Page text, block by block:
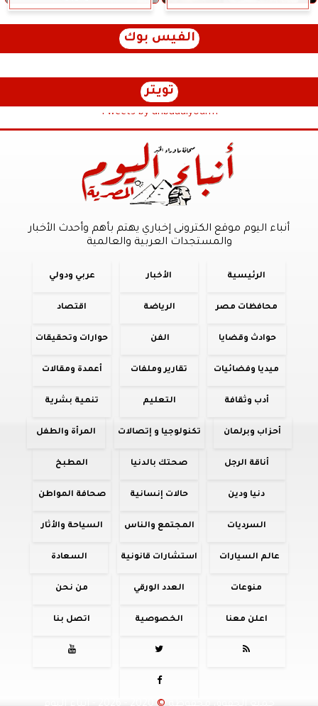
الفيس بوك
تويتر
Tweets by anbaaalyoum1
أنباء اليوم موقع الكترونى إخباري يهتم بأهم وأحدث الأخبار
والمستجدات العربية والعالمية
الرئيسية الأخبار عربي ودولي
محافظات مصر الرياضة اقتصاد
حوادث وقضايا الفن حوارات وتحقيقات
ميديا وفضائيات تقارير وملفات أعمدة ومقالات
أدب وثقافة التعليم تنمية بشرية
أحزاب وبرلمان تكنولوجيا و إتصالات المرأة والطفل
أناقة الرجل صحتك بالدنيا المطبخ
دنيا ودين حالات إنسانية صحافة المواطن
السرديات المجتمع والناس السياحة والأثار
عالم السيارات استشارات قانونية السعادة
منوعات العدد الورقي من نحن
اعلن معنا الخصوصية اتصل بنا



